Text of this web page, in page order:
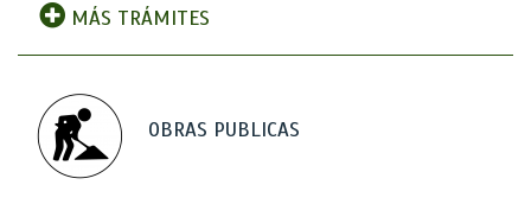
MÁS TRÁMITES
OBRAS PUBLICAS